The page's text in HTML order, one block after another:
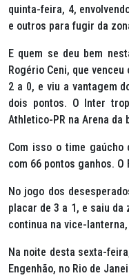
quinta-feira, 4,
e outros para fugir da
E quem se deu bem
Rogério Ceni, que
2 a 0, e viu a vantagem
dois pontos. O Inter
Athletico-PR na Arena da
Com isso o time gaúcho
com 66 pontos ganhos.
No jogo dos
placar de 3 a 1, e saiu da
continua na vice-
Na noite desta sexta-
Engenhão, no Rio de